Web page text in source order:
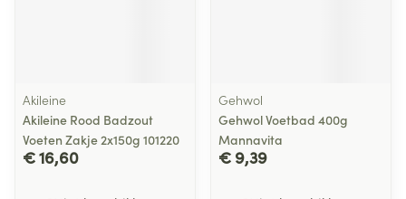
Akileine
Akileine Rood Badzout
Voeten Zakje 2x150g 101220
€ 16,60
Gehwol
Gehwol Voetbad 400g
Mannavita
€ 9,39